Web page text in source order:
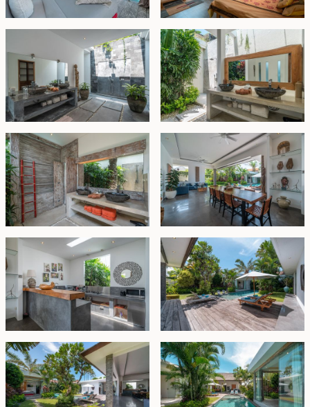
tamu, memiliki ukuran yang luas dan dapat dengan
mudah digunakan sebagai kamar tamu, ruang kerja,
atau studio kreatif.
Berperabot lengkap dan terawat dengan sangat baik,
vila ini ditawarkan dengan masa sewa panjang hingga
3 Oktober 2061
Direnovasi sepenuhnya pada awal
2025, vila dengan ukuran dan lokasi prima seperti ini
semakin langka—menjadikannya peluang fantastis
untuk tempat tinggal pribadi maupun investasi.
Sewa (Leasehold) - USD 700.000